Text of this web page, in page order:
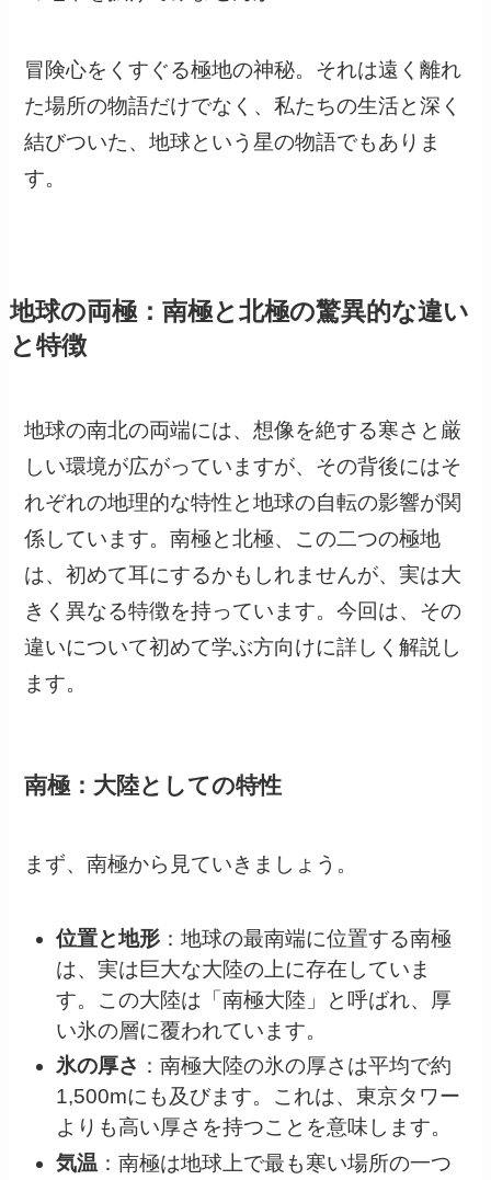
冒険心をくすぐる極地の神秘。それは遠く離れ
た場所の物語だけでなく、私たちの生活と深く
結びついた、地球という星の物語でもありま
す。
地球の両極：南極と北極の驚異的な違い
と特徴
地球の南北の両端には、想像を絶する寒さと厳
しい環境が広がっていますが、その背後にはそ
れぞれの地理的な特性と地球の自転の影響が関
係しています。南極と北極、この二つの極地
は、初めて耳にするかもしれませんが、実は大
きく異なる特徴を持っています。今回は、その
違いについて初めて学ぶ方向けに詳しく解説し
ます。
南極：大陸としての特性
まず、南極から見ていきましょう。
位置と地形：地球の最南端に位置する南極
は、実は巨大な大陸の上に存在していま
す。この大陸は「南極大陸」と呼ばれ、厚
い氷の層に覆われています。
氷の厚さ ：南極大陸の氷の厚さは平均で約
1,500mにも及びます。これは、東京タワー
よりも高い厚さを持つことを意味します。
気温 ：南極は地球上で最も寒い場所の一つ